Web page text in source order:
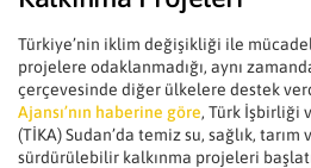
Türkiye’nin iklim değişikliği ile
projelere odaklanmadığı, aynı
çerçevesinde diğer ülkelere destek
Ajansı’nın haberine göre, Türk İşbirliği
(TİKA) Sudan’da temiz su, sağlık, tarım
sürdürülebilir kalkınma projeleri